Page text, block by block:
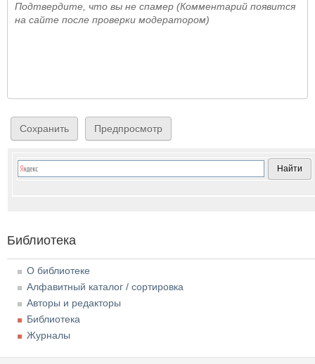
Подтвердите, что вы не спамер (Комментарий появится
на сайте после проверки модератором)
Библиотека
О библиотеке
Алфавитный каталог / сортировка
Авторы и редакторы
Библиотека
Журналы